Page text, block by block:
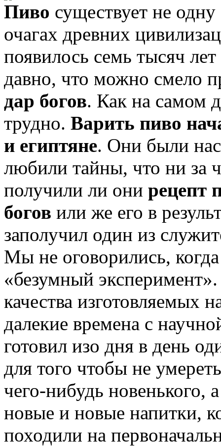
Пиво существует не
очагах древних
появилось семь тысяч
давно, что можно смело
дар богов. Как на самом
трудно. Варить пиво
и египтяне. Они были
любили тайны, что ни за
получили ли они рецепт
богов или же его в
заполучил один из
Мы не оговорились,
«безумный
качества изготовляемых
далекие времена с
готовил изо дня в день
для того чтобы не
чего-нибудь новенького,
новые и новые напитки,
походили на